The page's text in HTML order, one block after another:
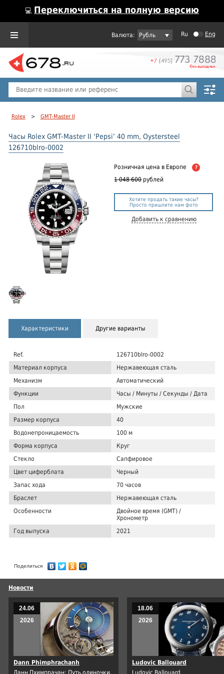
💻 Переключиться на полную версию
Рубль Ru Eng
Rolex > GMT-Master II
Часы Rolex GMT-Master II ‘Pepsi’ 40 mm, Oystersteel
126710blro-0002
Розничная цена в Европе ?
1 048 600 рублей
Хотите продать такие часы?
Просто пришлите нам фото
Добавить к сравнению
Характеристики Другие варианты
Ref.
126710blro-0002
Материал корпуса
Нержавеющая сталь
Механизм
Автоматический
Функции
Часы / Минуты / Секунды / Дата
Пол
Мужские
Размер корпуса
40
Водонепроницаемость
100 м
Форма корпуса
Круг
Стекло
Сапфировое
Цвет циферблата
Черный
Запас хода
70 часов
Браслет
Нержавеющая сталь
Особенности
Двойное время (GMT) /
Хронометр
Год выпуска
2021
Поделиться
Новости
24.06
2026
Dann Phimphrachanh
Данн Пхимпрачан: Путь одиночки,
18.06
2026
Ludovic Ballouard
Ludovic Ballouard